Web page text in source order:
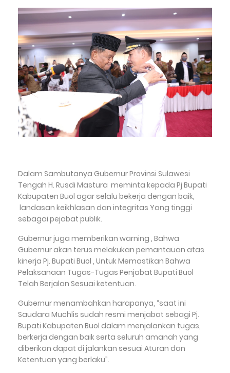
Dalam Sambutanya Gubernur Provinsi Sulawesi
Tengah H. Rusdi Mastura meminta kepada Pj Bupati
Kabupaten Buol agar selalu bekerja dengan baik,
landasan keikhlasan dan integritas Yang tinggi
sebagai pejabat publik.
Gubernur juga memberikan warning , Bahwa
Gubernur akan terus melakukan pemantauan atas
kinerja Pj. Bupati Buol , Untuk Memastikan Bahwa
Pelaksanaan Tugas-Tugas Penjabat Bupati Buol
Telah Berjalan Sesuai ketentuan.
Gubernur menambahkan harapanya, “saat ini
Saudara Muchlis sudah resmi menjabat sebagi Pj.
Bupati Kabupaten Buol dalam menjalankan tugas,
berkerja dengan baik serta seluruh amanah yang
diberikan dapat di jalankan sesuai Aturan dan
Ketentuan yang berlaku”.